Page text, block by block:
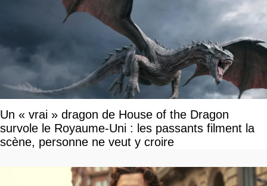
Un « vrai » dragon de House of the Dragon
survole le Royaume-Uni : les passants filment la
scène, personne ne veut y croire